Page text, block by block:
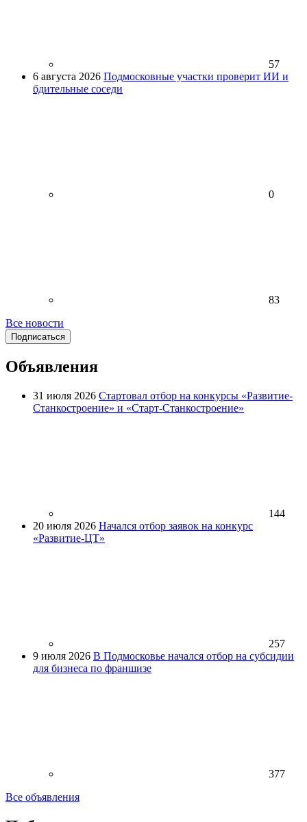
57
6 августа 2026 Подмосковные участки проверит ИИ и
бдительные соседи
0
83
Все новости
Подписаться
Объявления
31 июля 2026 Стартовал отбор на конкурсы «Развитие-
Станкостроение» и «Старт-Станкостроение»
144
20 июля 2026 Начался отбор заявок на конкурс
«Развитие-ЦТ»
257
9 июля 2026 В Подмосковье начался отбор на субсидии
для бизнеса по франшизе
377
Все объявления